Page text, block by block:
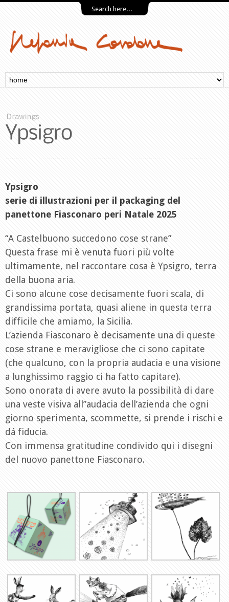
Ypsigro
serie di illustrazioni per il packaging del
panettone Fiasconaro peri Natale 2025
“A Castelbuono succedono cose strane”
Questa frase mi è venuta fuori più volte
ultimamente, nel raccontare cosa è Ypsigro, terra
della buona aria.
Ci sono alcune cose decisamente fuori scala, di
grandissima portata, quasi aliene in questa terra
difficile che amiamo, la Sicilia.
L’azienda Fiasconaro è decisamente una di queste
cose strane e meravigliose che ci sono capitate
(che qualcuno, con la propria audacia e una visione
a lunghissimo raggio ci ha fatto capitare).
Sono onorata di avere avuto la possibilità di dare
una veste visiva all’’audacia dell’azienda che ogni
giorno sperimenta, scommette, si prende i rischi e
dá fiducia.
Con immensa gratitudine condivido qui i disegni
del nuovo panettone Fiasconaro.